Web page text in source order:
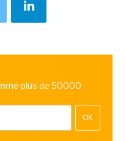
plus de 50000
OK